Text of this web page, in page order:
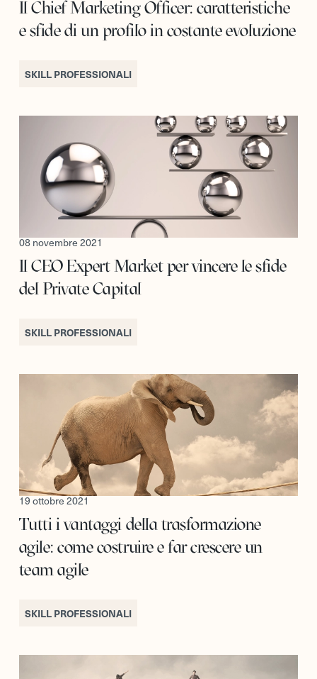
Il Chief Marketing Officer: caratteristiche
e sfide di un profilo in costante evoluzione
SKILL PROFESSIONALI
08 novembre 2021
Il CEO Expert Market per vincere le sfide
del Private Capital
SKILL PROFESSIONALI
19 ottobre 2021
Tutti i vantaggi della trasformazione
agile: come costruire e far crescere un
team agile
SKILL PROFESSIONALI